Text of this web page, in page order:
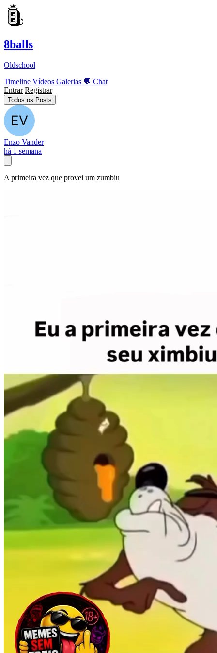
8balls
Oldschool
Timeline Vídeos Galerias 💬 Chat
Entrar Registrar
Todos os Posts
Enzo Vander
há 1 semana
A primeira vez que provei um zumbiu